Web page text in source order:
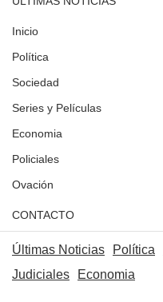
Inicio
Política
Sociedad
Series y Películas
Economia
Policiales
Ovación
CONTACTO
Últimas Noticias Política
Judiciales
Economia